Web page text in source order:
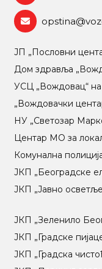
ЈП „Пословни
Дом здравља
УСЦ „Вождовац“
„Вождовачки
НУ „Светозар
Центар МO за
Комунална
ЈКП „Београдске
ЈКП „Јавно
ЈКП „Зеленило
ЈКП „Градске
ЈКП „Градска